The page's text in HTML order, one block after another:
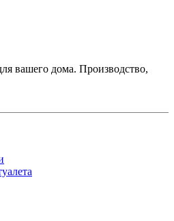
вашего дома. Производство,